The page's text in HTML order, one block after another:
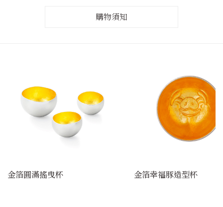
購物須知
金箔圓滿搖曳杯 金箔幸福豚造型杯